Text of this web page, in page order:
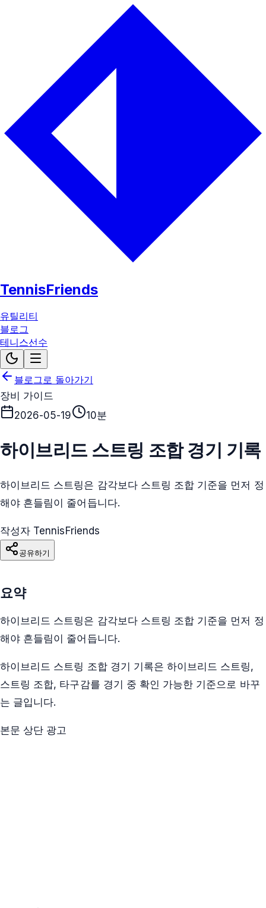
TennisFriends
유틸리티
블로그
테니스선수
블로그로 돌아가기
장비 가이드
2026-05-19
10분
하이브리드 스트링 조합 경기 기록
하이브리드 스트링은 감각보다 스트링 조합 기준을 먼저 정
해야 흔들림이 줄어듭니다.
작성자 TennisFriends
공유하기
요약
하이브리드 스트링은 감각보다 스트링 조합 기준을 먼저 정
해야 흔들림이 줄어듭니다.
하이브리드 스트링 조합 경기 기록은 하이브리드 스트링,
스트링 조합, 타구감를 경기 중 확인 가능한 기준으로 바꾸
는 글입니다.
본문 상단 광고